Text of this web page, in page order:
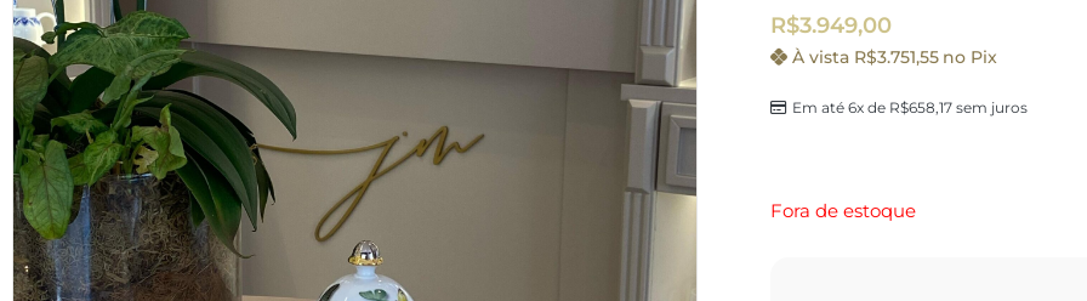
R$3.949,00
Em até 6x de R$658,17sem juros
À vista R$3.751,55 no Pix
Fora de estoque